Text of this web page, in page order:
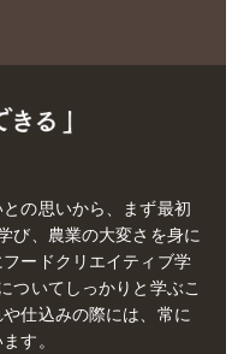
の思いから、まず最初
び、農業の大変さを身に
ードクリエイティブ学
ついてしっかりと学ぶこ
仕込みの際には、常に
す。